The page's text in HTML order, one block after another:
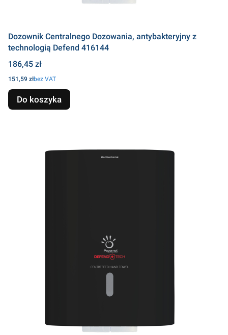
Dozownik Centralnego Dozowania, antybakteryjny z
technologią Defend 416144
Cena
186,45 zł
Cena
151,59 złbez VAT
Do koszyka